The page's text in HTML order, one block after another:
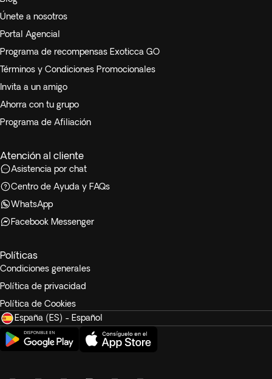
Únete a nosotros
Portal Agencial
Programa de recompensas Exoticca GO
Términos y Condiciones Promocionales
Invita a un amigo
Ahorra con tu grupo
Programa de Afiliación
Atención al cliente
Asistencia por chat
Centro de Ayuda y FAQs
WhatsApp
Facebook Messenger
Políticas
Condiciones generales
Política de privacidad
Política de Cookies
España (ES) - Español